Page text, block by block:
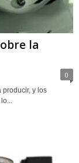
la
0
producir, y los